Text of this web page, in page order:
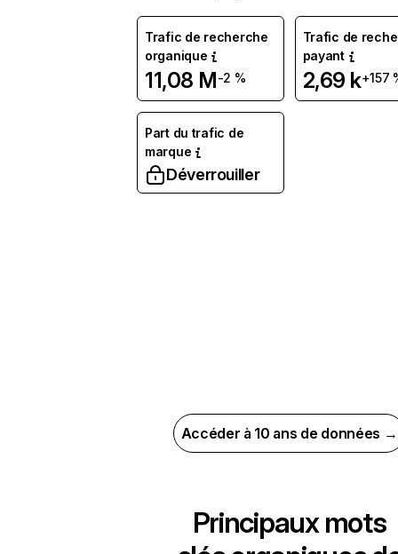
Trafic de recherche
organique
11,08 M-2 %
Trafic de
payant
2,69 k+157
Part du trafic de
marque
Déverrouiller
Accéder à 10 ans de données →
Principaux mots